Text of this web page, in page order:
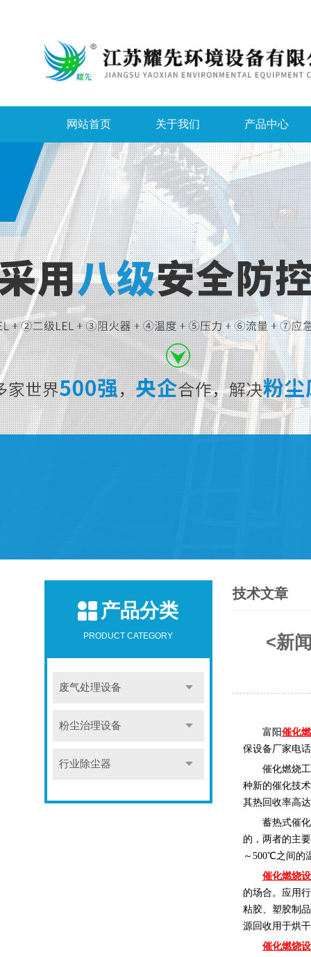
网站首页 关于我们 产品中心
产品分类
PRODUCT CATEGORY
废气处理设备
粉尘治理设备
行业除尘器
技术文章
<新
富阳催化
保设备厂家电
催化燃烧
种新的催化技
其热回收率高
蓄热式催
的，两者的主
～500℃之间的
催化燃烧
的场合。应用
粘胶、塑胶制
源回收用于烘
催化燃烧